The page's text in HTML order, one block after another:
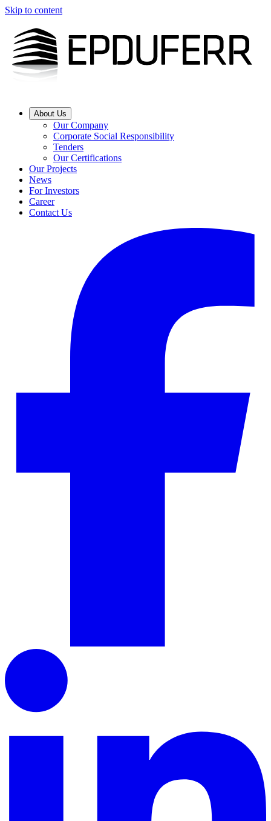
Skip to content
About Us
Our Company
Corporate Social Responsibility
Tenders
Our Certifications
Our Projects
News
For Investors
Career
Contact Us